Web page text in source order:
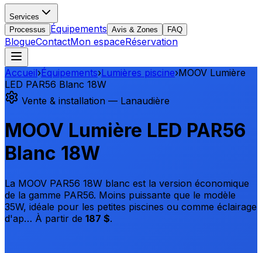
Services
Processus
Équipements Avis & Zones FAQ
BlogueContactMon espaceRéservation
Accueil›Équipements›Lumières piscine›MOOV Lumière
LED PAR56 Blanc 18W
Vente & installation — Lanaudière
MOOV Lumière LED PAR56
Blanc 18W
La MOOV PAR56 18W blanc est la version économique
de la gamme PAR56. Moins puissante que le modèle
35W, idéale pour les petites piscines ou comme éclairage
d'ap… À partir de 187 $.